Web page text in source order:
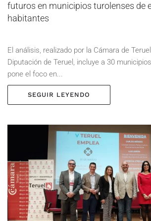
futuros en municipios turolenses de
habitantes
El análisis, realizado por la Cámara de
Diputación de Teruel, incluye a 30
pone el foco en...
SEGUIR LEYENDO